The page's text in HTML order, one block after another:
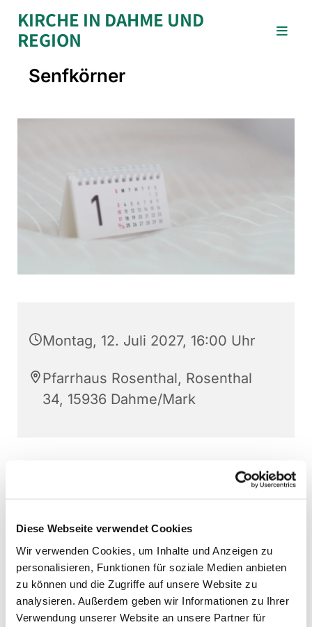
Diese Webseite verwendet Cookies
Wir verwenden Cookies, um Inhalte und Anzeigen zu
personalisieren, Funktionen für soziale Medien anbieten
zu können und die Zugriffe auf unsere Website zu
analysieren. Außerdem geben wir Informationen zu Ihrer
Verwendung unserer Website an unsere Partner für
KIRCHE IN DAHME UND
REGION
Senfkörner
Montag, 12. Juli 2027, 16:00 Uhr
Pfarrhaus Rosenthal, Rosenthal
34, 15936 Dahme/Mark